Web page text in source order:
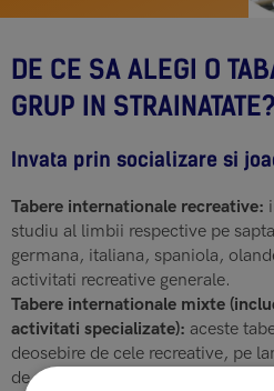
DE CE SA ALEGI O
GRUP IN STRAINATATE?
Invata prin socializare si
Tabere internationale recreative:
studiu al limbii respective pe
germana, italiana, spaniola,
activitati recreative generale.
Tabere internationale mixte
activitati specializate): aceste
deosebire de cele recreative, pe
de sport (fotbal, baschet, golf,